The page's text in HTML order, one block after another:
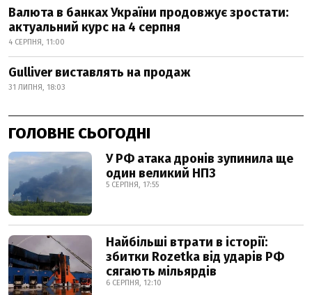
Валюта в банках України продовжує зростати:
актуальний курс на 4 серпня
4 СЕРПНЯ, 11:00
Gulliver виставлять на продаж
31 ЛИПНЯ, 18:03
ГОЛОВНЕ СЬОГОДНІ
У РФ атака дронів зупинила ще
один великий НПЗ
5 СЕРПНЯ, 17:55
Найбільші втрати в історії:
збитки Rozetka від ударів РФ
сягають мільярдів
6 СЕРПНЯ, 12:10